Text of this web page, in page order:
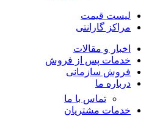
لیست قیمت
مراکز گارانتی
اخبار و مقالات
خدمات پس از فروش
فروش سازمانی
درباره ما
تماس با ما
خدمات مشتریان